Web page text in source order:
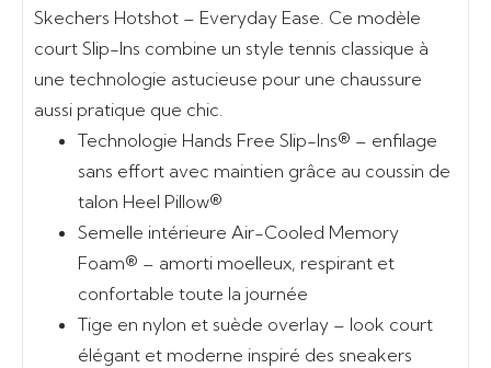
Skechers Hotshot – Everyday Ease. Ce modèle
court Slip-Ins combine un style tennis classique à
une technologie astucieuse pour une chaussure
aussi pratique que chic.
Technologie Hands Free Slip-Ins® – enfilage
sans effort avec maintien grâce au coussin de
talon Heel Pillow®
Semelle intérieure Air-Cooled Memory
Foam® – amorti moelleux, respirant et
confortable toute la journée
Tige en nylon et suède overlay – look court
élégant et moderne inspiré des sneakers